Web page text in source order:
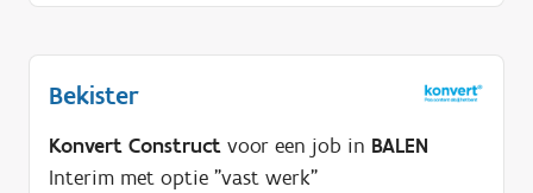
Bekister
Konvert Construct voor een job in BALEN
Interim met optie "vast werk"